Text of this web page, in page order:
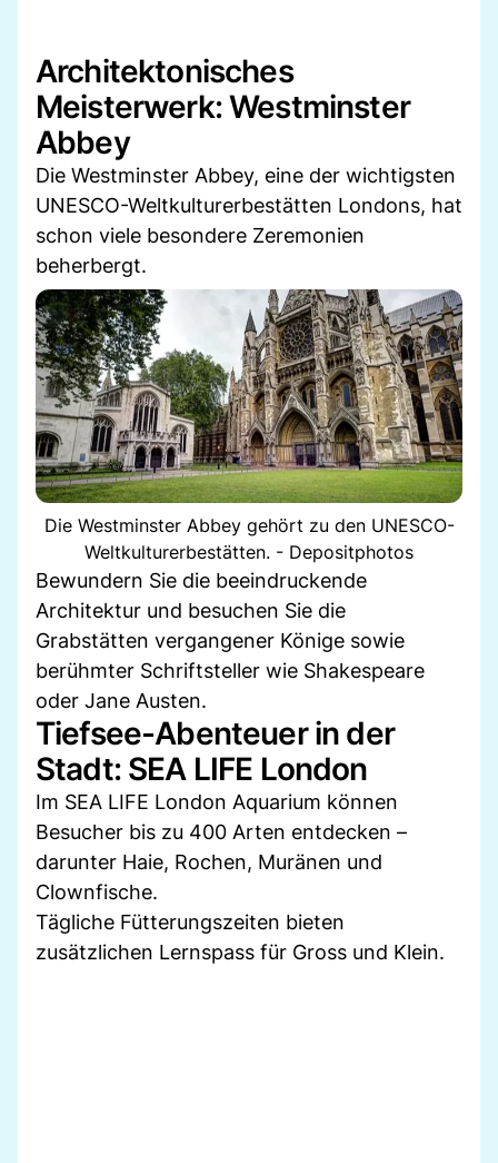
Architektonisches
Meisterwerk: Westminster
Abbey
Die Westminster Abbey, eine der wichtigsten
UNESCO-Weltkulturerbestätten Londons, hat
schon viele besondere Zeremonien
beherbergt.
Die Westminster Abbey gehört zu den UNESCO-
Weltkulturerbestätten. - Depositphotos
Bewundern Sie die beeindruckende
Architektur und besuchen Sie die
Grabstätten vergangener Könige sowie
berühmter Schriftsteller wie Shakespeare
oder Jane Austen.
Tiefsee-Abenteuer in der
Stadt: SEA LIFE London
Im SEA LIFE London Aquarium können
Besucher bis zu 400 Arten entdecken –
darunter Haie, Rochen, Muränen und
Clownfische.
Tägliche Fütterungszeiten bieten
zusätzlichen Lernspass für Gross und Klein.